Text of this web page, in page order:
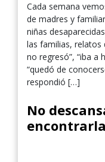
Cada semana
de madres y
niñas
las familias, relatos
no regresó”, “iba a
“quedó de
respondió […]
No